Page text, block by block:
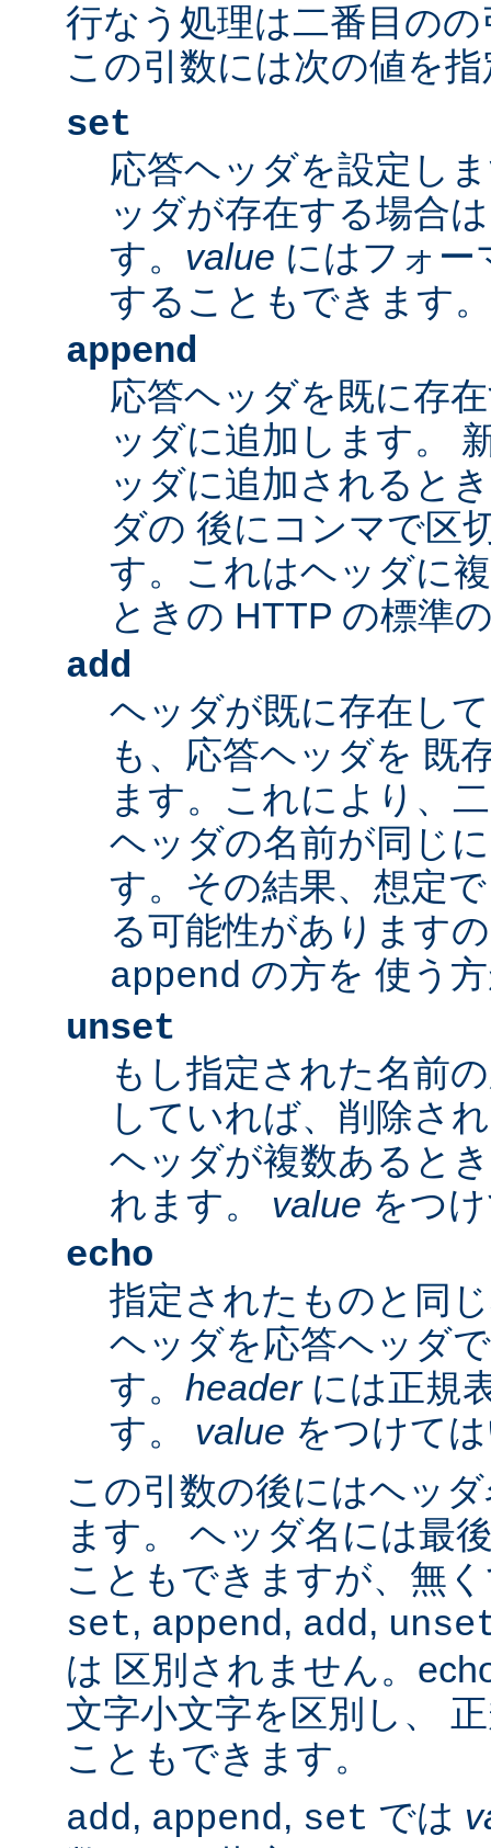
行なう処理は二番目の
この引数には次の値を
set
応答ヘッダを設定し
ッダが存在する場合
す。 value にはフォー
することもできます。
append
応答ヘッダを既に存
ッダに追加します。
ッダに追加されると
ダの 後にコンマで区
す。これはヘッダに
ときの HTTP の標準
add
ヘッダが既に存在し
も、応答ヘッダを 既
ます。これにより、
ヘッダの名前が同じ
す。その結果、想定
る可能性があります
append の方を 使う
unset
もし指定された名前
していれば、削除さ
ヘッダが複数あると
れます。 value をつ
echo
指定されたものと同
ヘッダを応答ヘッダ
す。 headerには正規
す。 value をつけて
この引数の後にはヘッ
ます。 ヘッダ名には最
こともできますが、無
set, append, add,
は 区別されません。
文字小文字を区別し、
こともできます。
add, append, set では